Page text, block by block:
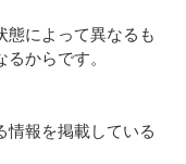
態によって異なるも
からです。
情報を掲載している